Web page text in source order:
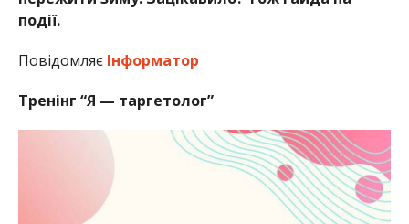
події.
Повідомляє Інформатор
Тренінг “Я — таргетолог”